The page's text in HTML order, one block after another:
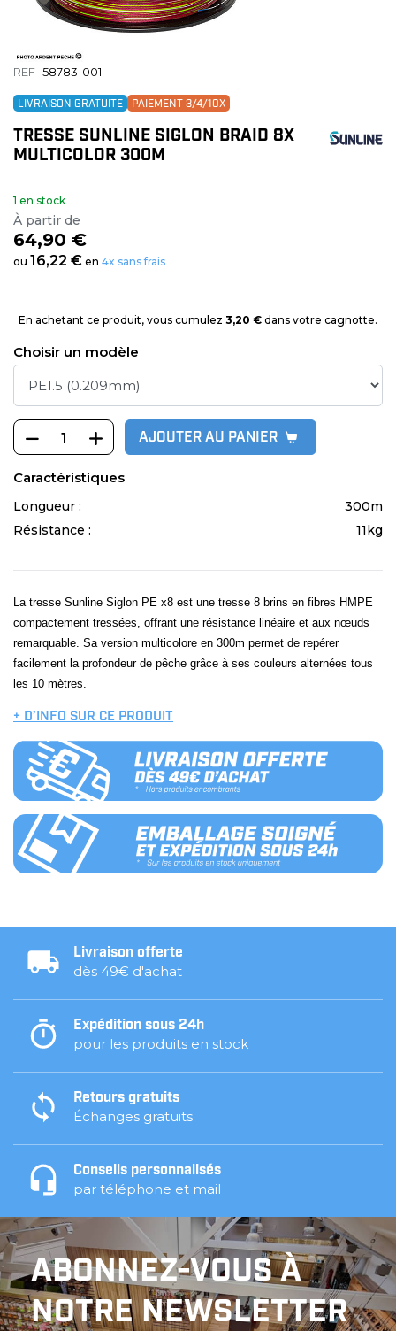
REF 58783-001
LIVRAISON GRATUITE PAIEMENT 3/4/10X
TRESSE SUNLINE SIGLON BRAID 8X
MULTICOLOR 300M
1 en stock
À partir de
64,90 €
ou 16,22 € en 4x sans frais
En achetant ce produit, vous cumulez 3,20 € dans votre cagnotte.
Choisir un modèle
AJOUTER AU PANIER
Caractéristiques
Longueur :
300m
Résistance :
11kg
La tresse Sunline Siglon PE x8 est une tresse 8 brins en fibres HMPE
compactement tressées, offrant une résistance linéaire et aux nœuds
remarquable. Sa version multicolore en 300m permet de repérer
facilement la profondeur de pêche grâce à ses couleurs alternées tous
les 10 mètres.
+ D’INFO SUR CE PRODUIT
Livraison offerte
dès 49€ d'achat
Expédition sous 24h
pour les produits en stock
Retours gratuits
Échanges gratuits
Conseils personnalisés
par téléphone et mail
ABONNEZ-VOUS À
NOTRE NEWSLETTER